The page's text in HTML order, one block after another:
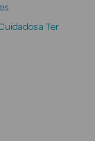
a Ter